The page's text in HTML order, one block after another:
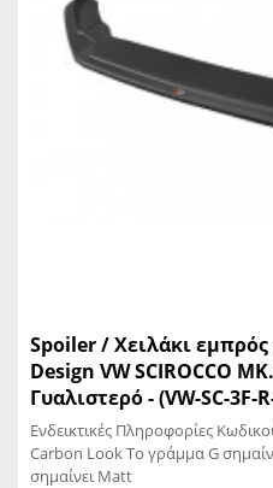
Spoiler / Χειλάκι
Design VW SCIROCCO
Γυαλιστερό - (VW-SC-3F-
Ενδεικτικές Πληροφορίες
Carbon Look Το γράμμα G
σημαίνει Matt